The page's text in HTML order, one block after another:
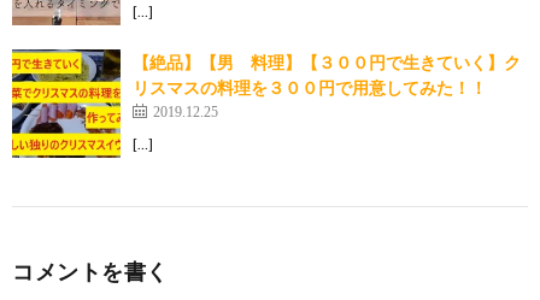
[…]
【絶品】【男 料理】【３００円で生きていく】ク
リスマスの料理を３００円で用意してみた！！
2019.12.25
[…]
コメントを書く